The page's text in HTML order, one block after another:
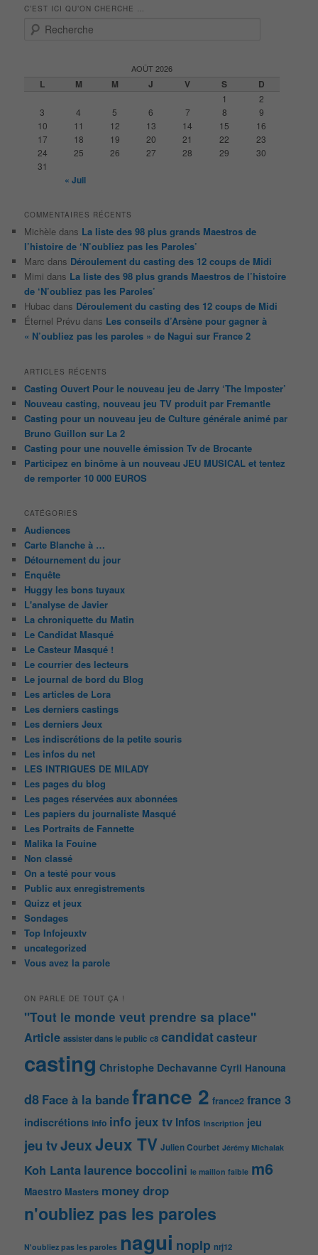
C’EST ICI QU’ON CHERCHE …
AOÛT 2026
L M M J V S D
1
2
3
4 5 6 7 8
9
10
11 12 13 14 15
16
17
18 19 20 21 22
23
24
25 26 27 28 29
30
31
« Juil
COMMENTAIRES RÉCENTS
Michèle dans La liste des 98 plus grands Maestros de
l’histoire de ‘N’oubliez pas les Paroles’
Marc dans Déroulement du casting des 12 coups de Midi
Mimi dans La liste des 98 plus grands Maestros de l’histoire
de ‘N’oubliez pas les Paroles’
Hubac dans Déroulement du casting des 12 coups de Midi
Éternel Prévu dans Les conseils d’Arsène pour gagner à
« N’oubliez pas les paroles » de Nagui sur France 2
ARTICLES RÉCENTS
Casting Ouvert Pour le nouveau jeu de Jarry ‘The Imposter’
Nouveau casting, nouveau jeu TV produit par Fremantle
Casting pour un nouveau jeu de Culture générale animé par
Bruno Guillon sur La 2
Casting pour une nouvelle émission Tv de Brocante
Participez en binôme à un nouveau JEU MUSICAL et tentez
de remporter 10 000 EUROS
CATÉGORIES
Audiences
Carte Blanche à …
Détournement du jour
Enquête
Huggy les bons tuyaux
L'analyse de Javier
La chroniquette du Matin
Le Candidat Masqué
Le Casteur Masqué !
Le courrier des lecteurs
Le journal de bord du Blog
Les articles de Lora
Les derniers castings
Les derniers Jeux
Les indiscrétions de la petite souris
Les infos du net
LES INTRIGUES DE MILADY
Les pages du blog
Les pages réservées aux abonnées
Les papiers du journaliste Masqué
Les Portraits de Fannette
Malika la Fouine
Non classé
On a testé pour vous
Public aux enregistrements
Quizz et jeux
Sondages
Top Infojeuxtv
uncategorized
Vous avez la parole
ON PARLE DE TOUT ÇA !
"Tout le monde veut prendre sa place"
Article assister dans le public c8 candidatcasteur
casting Christophe Dechavanne Cyril Hanouna
d8 Face à la bandefrance 2 france2 france 3
indiscrétions info info jeux tv Infos Inscription jeu
jeu tvJeuxJeux TV Julien Courbet Jérémy Michalak
Koh Lanta laurence boccolini le maillon faible m6
Maestro Masters money drop
n'oubliez pas les paroles
N'oubliez pas les paroles nagui noplp nrj12